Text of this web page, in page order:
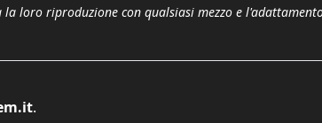
loro riproduzione con qualsiasi mezzo e
.